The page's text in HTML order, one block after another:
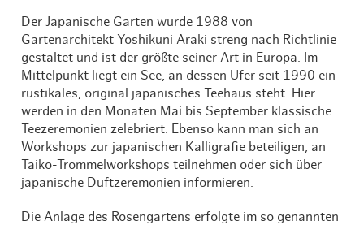
Der Japanische Garten wurde 1988 von
Gartenarchitekt Yoshikuni Araki streng nach Richtlinie
gestaltet und ist der größte seiner Art in Europa. Im
Mittelpunkt liegt ein See, an dessen Ufer seit 1990 ein
rustikales, original japanisches Teehaus steht. Hier
werden in den Monaten Mai bis September klassische
Teezeremonien zelebriert. Ebenso kann man sich an
Workshops zur japanischen Kalligrafie beteiligen, an
Taiko-Trommelworkshops teilnehmen oder sich über
japanische Duftzeremonien informieren.
Die Anlage des Rosengartens erfolgte im so genannten